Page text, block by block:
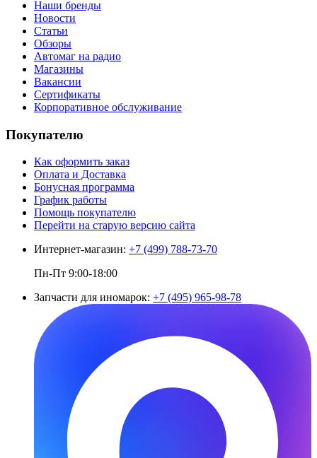
Наши бренды
Новости
Статьи
Обзоры
Автомаг на радио
Магазины
Вакансии
Сертификаты
Корпоративное обслуживание
Покупателю
Как оформить заказ
Оплата и Доставка
Бонусная программа
График работы
Помощь покупателю
Перейти на старую версию сайта
Интернет-магазин: +7 (499) 788-73-70
Пн-Пт 9:00-18:00
Запчасти для иномарок: +7 (495) 965-98-78